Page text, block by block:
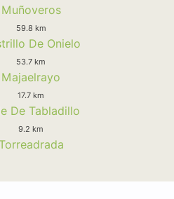
Muñoveros
59.8 km
De Onielo
53.7 km
Majaelrayo
17.7 km
De Tabladillo
9.2 km
Torreadrada